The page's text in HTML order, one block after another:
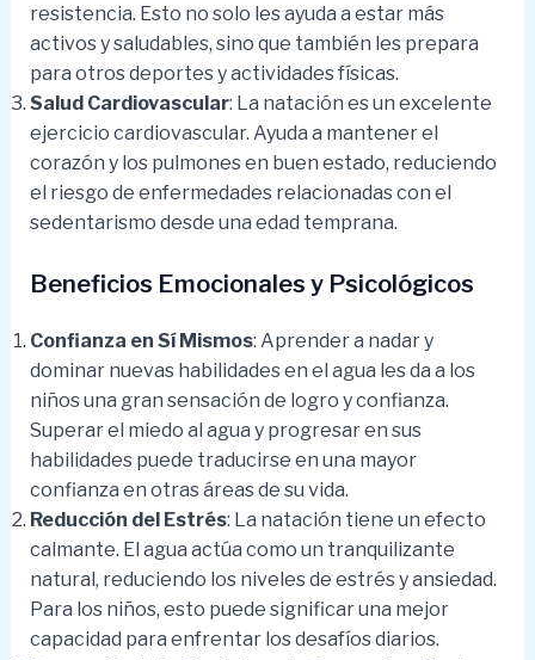
resistencia. Esto no solo les ayuda a estar más
activos y saludables, sino que también les prepara
para otros deportes y actividades físicas.
Salud Cardiovascular: La natación es un excelente
ejercicio cardiovascular. Ayuda a mantener el
corazón y los pulmones en buen estado, reduciendo
el riesgo de enfermedades relacionadas con el
sedentarismo desde una edad temprana.
Beneficios Emocionales y Psicológicos
Confianza en Sí Mismos: Aprender a nadar y
dominar nuevas habilidades en el agua les da a los
niños una gran sensación de logro y confianza.
Superar el miedo al agua y progresar en sus
habilidades puede traducirse en una mayor
confianza en otras áreas de su vida.
Reducción del Estrés: La natación tiene un efecto
calmante. El agua actúa como un tranquilizante
natural, reduciendo los niveles de estrés y ansiedad.
Para los niños, esto puede significar una mejor
capacidad para enfrentar los desafíos diarios.